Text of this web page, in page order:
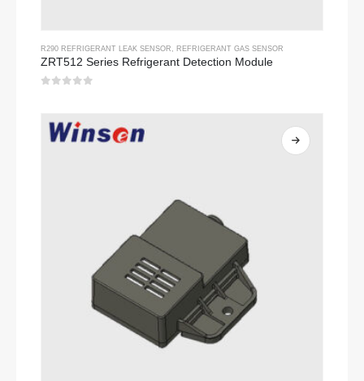
R290 REFRIGERANT LEAK SENSOR REFRIGERANT GAS SENSOR
ZRT512 Series Refrigerant Detection Module